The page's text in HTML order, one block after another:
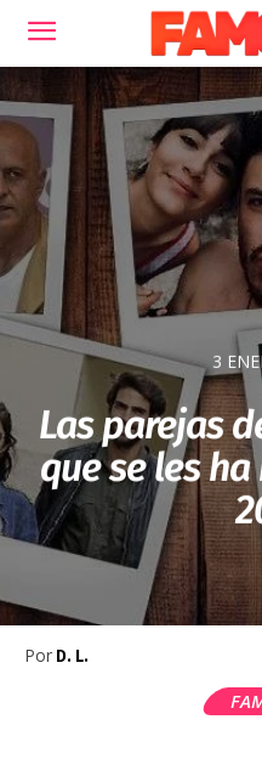
3
Las parejas
que se les
Por D. L.